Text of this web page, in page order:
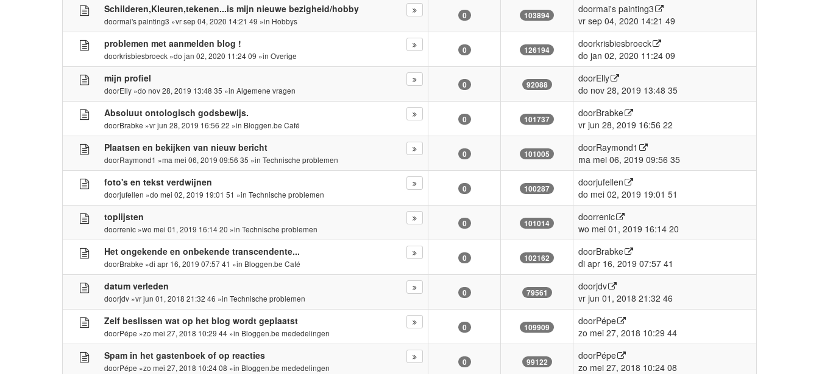
Schilderen,Kleuren,tekenen...is mijn nieuwe bezigheid/hobby
doormai's painting3 »vr sep 04, 2020 14:21 49 »in Hobbys
0 103894
doormai's painting3
vr sep 04, 2020 14:21 49
problemen met aanmelden blog !
doorkrisbiesbroeck »do jan 02, 2020 11:24 09 »inOverige
0 126194
doorkrisbiesbroeck
do jan 02, 2020 11:24 09
mijn profiel
doorElly »do nov 28, 2019 13:48 35 »inAlgemene vragen
0 92088
doorElly
do nov 28, 2019 13:48 35
Absoluut ontologisch godsbewijs.
doorBrabke »vr jun 28, 2019 16:56 22 »in Bloggen.be Café
0 101737
doorBrabke
vr jun 28, 2019 16:56 22
Plaatsen en bekijken van nieuw bericht
doorRaymond1 »ma mei 06, 2019 09:56 35 »inTechnische problemen
0 101005
doorRaymond1
ma mei 06, 2019 09:56 35
foto's en tekst verdwijnen
doorjufellen »do mei 02, 2019 19:01 51 »inTechnische problemen
0 100287
doorjufellen
do mei 02, 2019 19:01 51
toplijsten
doorrenic »wo mei 01, 2019 16:14 20 »inTechnische problemen
0 101014
doorrenic
wo mei 01, 2019 16:14 20
Het ongekende en onbekende transcendente...
doorBrabke »di apr 16, 2019 07:57 41 »in Bloggen.be Café
0 102162
doorBrabke
di apr 16, 2019 07:57 41
datum verleden
doorjdv »vr jun 01, 2018 21:32 46 »inTechnische problemen
0 79561
doorjdv
vr jun 01, 2018 21:32 46
Zelf beslissen wat op het blog wordt geplaatst
doorPépe »zo mei 27, 2018 10:29 44 »in Bloggen.be mededelingen
0 109909
doorPépe
zo mei 27, 2018 10:29 44
Spam in het gastenboek of op reacties
doorPépe »zo mei 27, 2018 10:24 08 »in Bloggen.be mededelingen
0 99122
doorPépe
zo mei 27, 2018 10:24 08